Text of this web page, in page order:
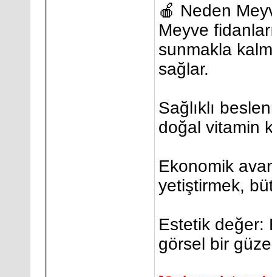
🍎 Neden
Meyve
sunmakla
sağlar.
Sağlıklı
doğal vitamin
Ekonomik
yetiştirmek,
Estetik değer:
görsel bir